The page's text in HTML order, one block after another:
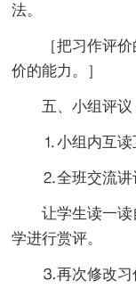
法。
［把习作评
价的能力。］
五、小组评
⒈小组内互读
⒉全班交流讲
让学生读一
学进行赏评。
⒊再次修改习